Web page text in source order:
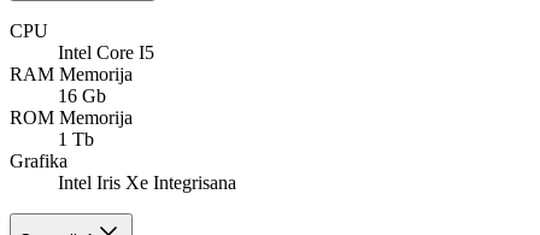
CPU
Intel Core I5
RAM Memorija
16 Gb
ROM Memorija
1 Tb
Grafika
Intel Iris Xe Integrisana